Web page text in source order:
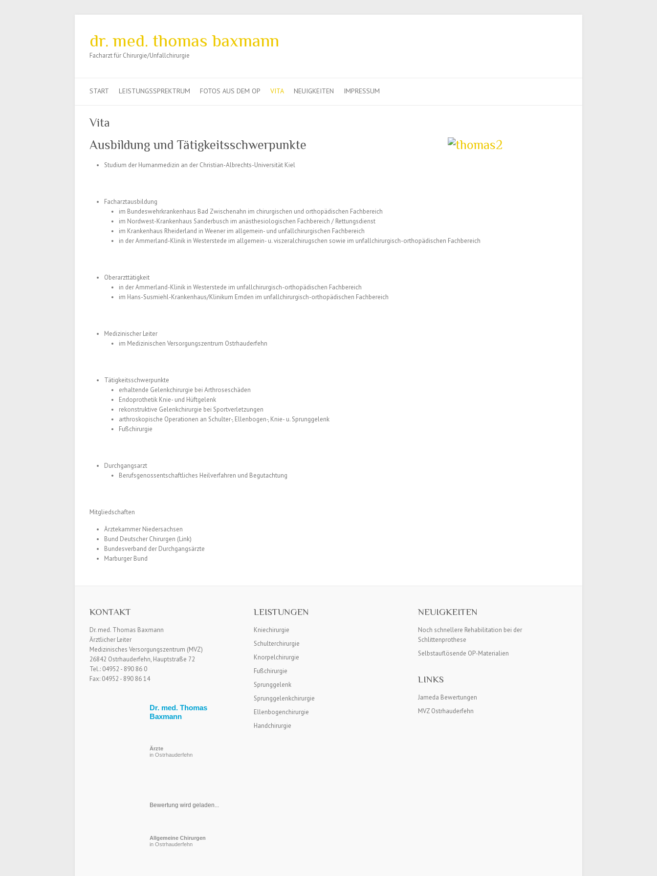
dr. med. thomas baxmann
Facharzt für Chirurgie/Unfallchirurgie
START LEISTUNGSSPREKTRUM FOTOS AUS DEM OP VITA NEUIGKEITEN IMPRESSUM
Vita
Ausbildung und Tätigkeitsschwerpunkte
Studium der Humanmedizin an der Christian-Albrechts-Universität Kiel
Facharztausbildung
im Bundeswehrkrankenhaus Bad Zwischenahn im chirurgischen und orthopädischen Fachbereich
im Nordwest-Krankenhaus Sanderbusch im anästhesiologischen Fachbereich / Rettungsdienst
im Krankenhaus Rheiderland in Weener im allgemein- und unfallchirurgischen Fachbereich
in der Ammerland-Klinik in Westerstede im allgemein- u. viszeralchirugschen sowie im unfallchirurgisch-orthopädischen Fachbereich
Oberarzttätigkeit
in der Ammerland-Klinik in Westerstede im unfallchirurgisch-orthopädischen Fachbereich
im Hans-Susmiehl-Krankenhaus/Klinikum Emden im unfallchirurgisch-orthopädischen Fachbereich
Medizinischer Leiter
im Medizinischen Versorgungszentrum Ostrhauderfehn
Tätigkeitsschwerpunkte
erhaltende Gelenkchirurgie bei Arthroseschäden
Endoprothetik Knie- und Hüftgelenk
rekonstruktive Gelenkchirurgie bei Sportverletzungen
arthroskopische Operationen an Schulter-, Ellenbogen-, Knie- u. Sprunggelenk
Fußchirurgie
Durchgangsarzt
Berufsgenossentschaftliches Heilverfahren und Begutachtung
Mitgliedschaften
Ärztekammer Niedersachsen
Bund Deutscher Chirurgen (Link)
Bundesverband der Durchgangsärzte
Marburger Bund
KONTAKT
Dr. med. Thomas Baxmann
Ärztlicher Leiter
Medizinisches Versorgungszentrum (MVZ)
26842 Ostrhauderfehn, Hauptstraße 72
Tel.: 04952 - 890 86 0
Fax: 04952 - 890 86 14
Dr. med. Thomas
Baxmann
Ärzte
in Ostrhauderfehn
Bewertung wird geladen...
Allgemeine Chirurgen
in Ostrhauderfehn
LEISTUNGEN
Kniechirurgie
Schulterchirurgie
Knorpelchirurgie
Fußchirurgie
Sprunggelenk
Sprunggelenkchirurgie
Ellenbogenchirurgie
Handchirurgie
NEUIGKEITEN
Noch schnellere Rehabilitation bei der
Schlittenprothese
Selbstauflösende OP-Materialien
LINKS
Jameda Bewertungen
MVZ Ostrhauderfehn